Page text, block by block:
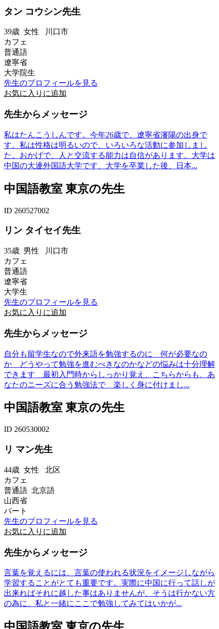
タン コウシン先生
39歳 女性 川口市
カフェ
普通語
遼寧省
大学院生
先生のプロフィールを見る
お気に入りに追加
先生からメッセージ
私はたんこうしんです。今年26歳で、遼寧省瀋陽の出身で
す。私は性格は明るいので、いろいろな活動に参加しまし
た。おかげで、人と交流する能力は自信があります。大学は
中国の大連外国語大学です、大学を卒業した後、日本...
中国語教室 東京の先生
ID 260527002
リン タイセイ先生
35歳 男性 川口市
カフェ
普通語
遼寧省
大学生
先生のプロフィールを見る
お気に入りに追加
先生からメッセージ
自分も留学生なので外来語を勉強するのに 何が必要なの
か どうやって勉強を進むべきなのかなどの悩みは十分理解
できます 最初入門時からしっかり覚え、こちらからも、あ
なたのニーズに合う勉強法で 楽しく身に付けまし...
中国語教室 東京の先生
ID 260530002
リ マン先生
44歳 女性 北区
カフェ
普通語 北京語
山西省
パート
先生のプロフィールを見る
お気に入りに追加
先生からメッセージ
言葉を覚えるには、言葉の使われる状況をイメージしながら
学習することがとても重要です。実際に中国に行って話しが
出来ればそれに越した事はありませんが、そうは行かない方
の為に、私と一緒にここで勉強してみてはいかが...